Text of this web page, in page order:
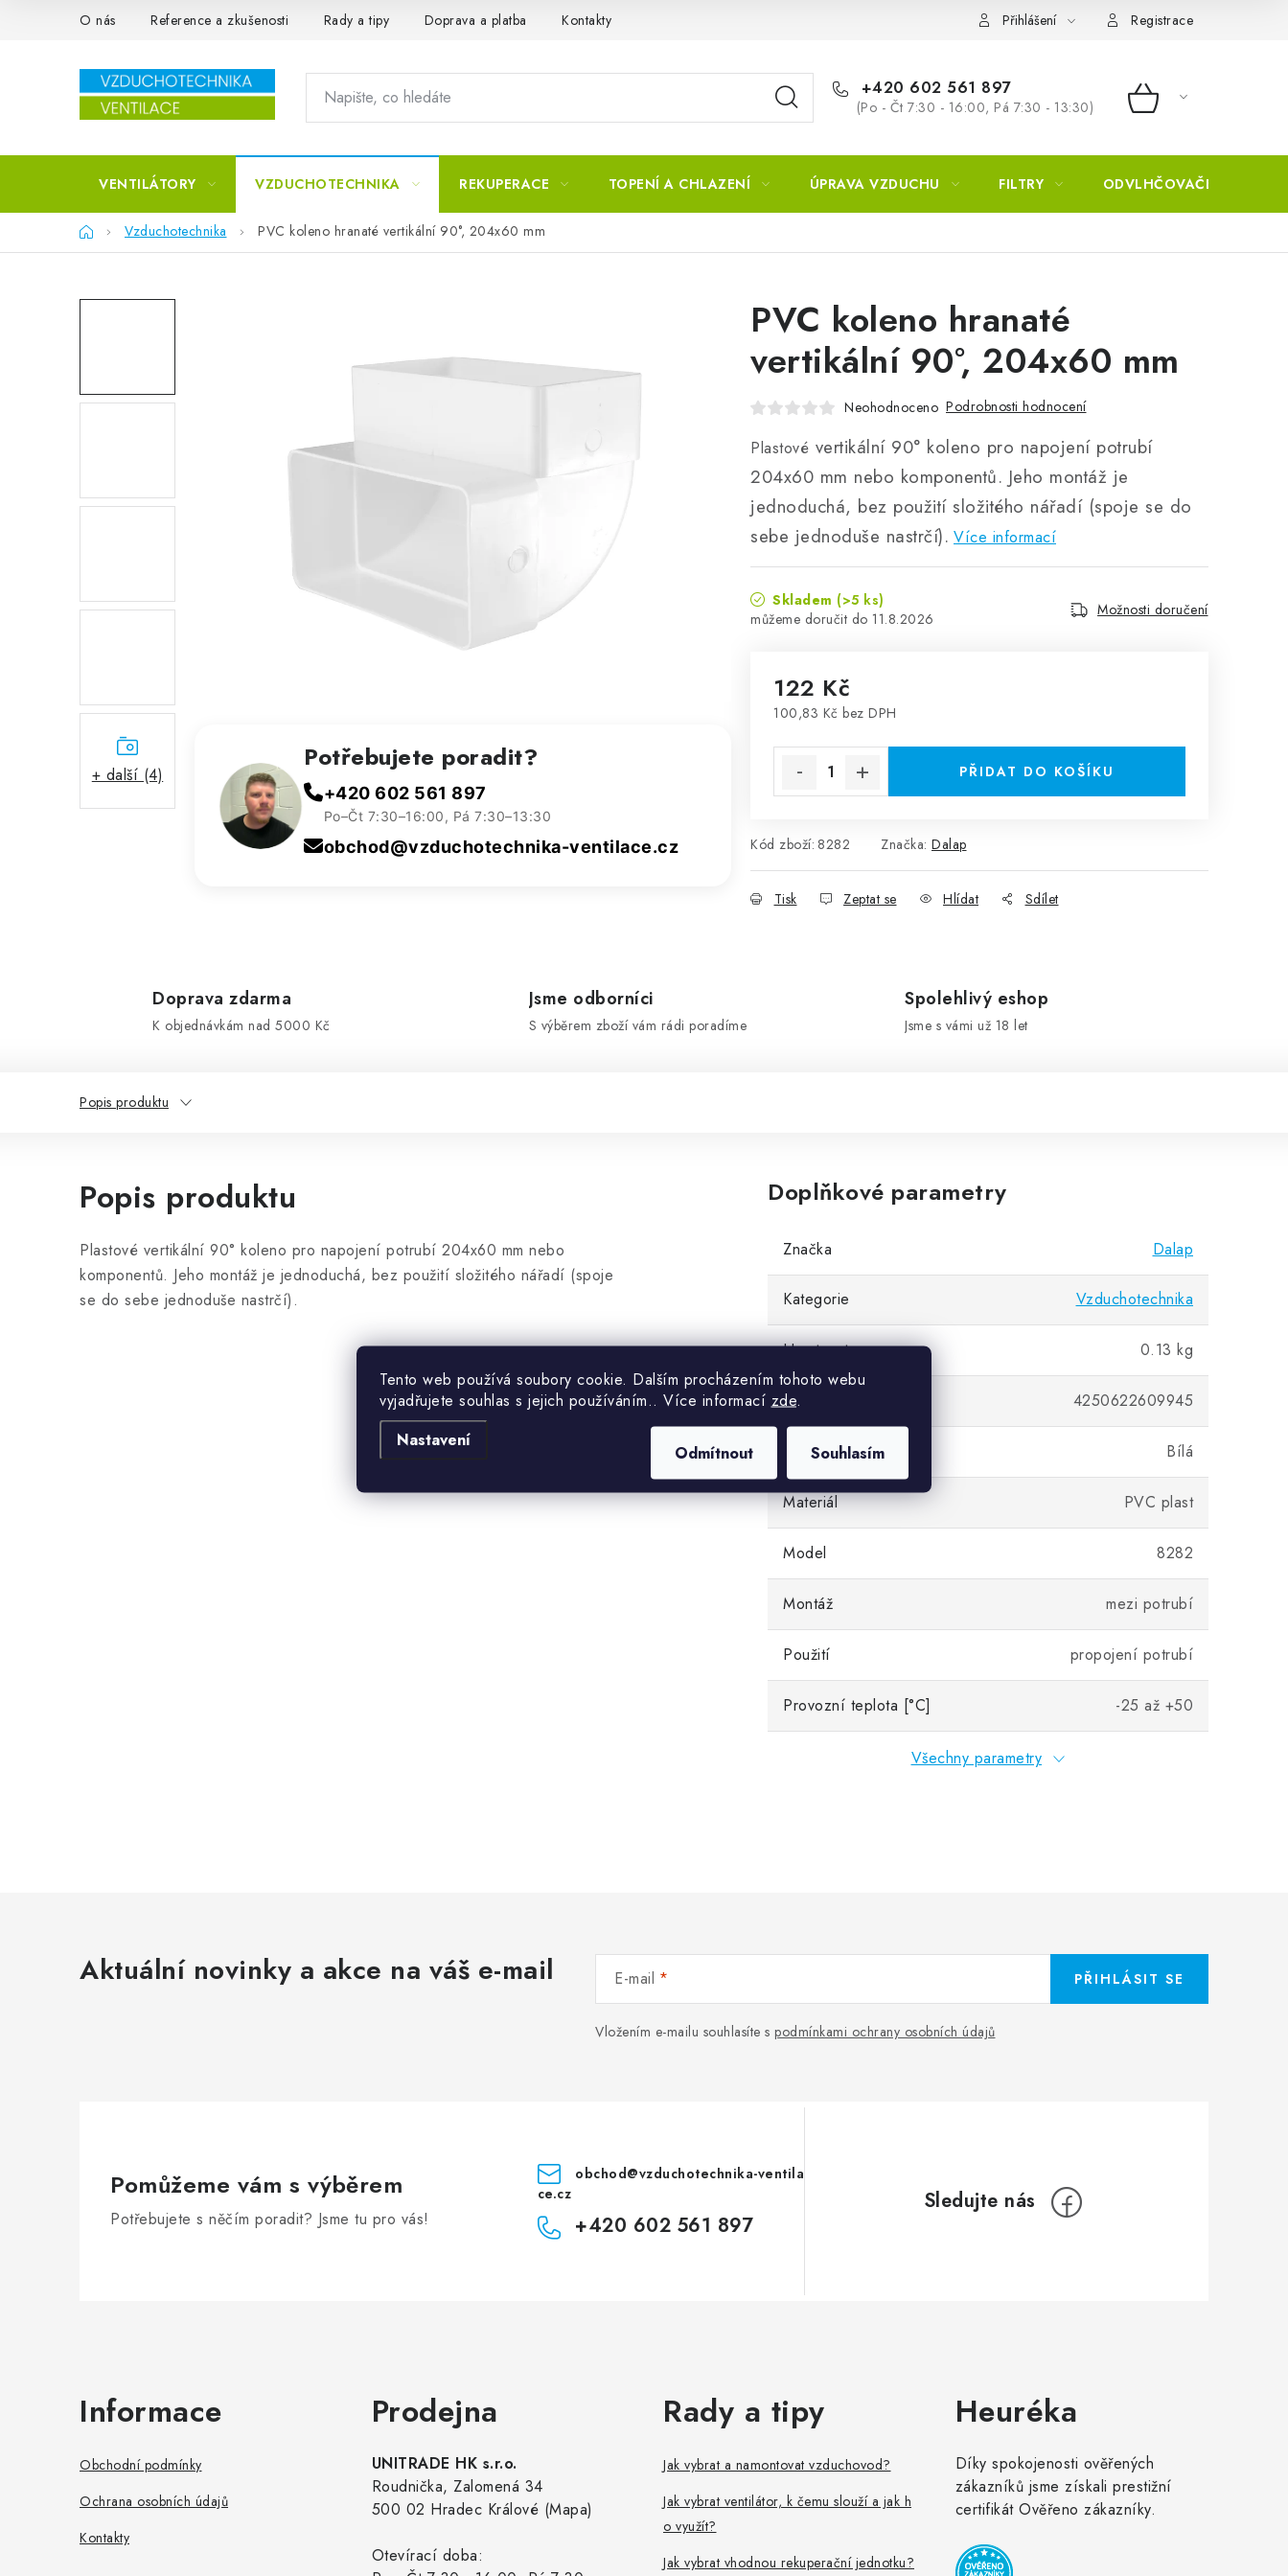
Tento web používá soubory cookie. Dalším procházením tohoto webu
vyjadřujete souhlas s jejich používáním.. Více informací zde.
Nastavení
Odmítnout Souhlasím
Přejít na obsahO nás Reference a zkušenosti Rady a tipy Doprava a platba Kontakty Přihlášení Registrace
+420 602 561 897
(Po - Čt 7:30 - 16:00, Pá 7:30 - 13:30) NÁKUPNÍ
VENTILÁTORY VZDUCHOTECHNIKA REKUPERACE TOPENÍ A CHLAZENÍ ÚPRAVA VZDUCHU FILTRY ODVLHČOVAČE
DomůVzduchotechnika PVC koleno hranaté vertikální 90°, 204x60 mm
+ další (4)
PVC koleno hranaté
vertikální 90°, 204x60 mm
Neohodnoceno Podrobnosti hodnocení
Plastové vertikální 90° koleno pro napojení potrubí
204x60 mm nebo komponentů. Jeho montáž je
jednoduchá, bez použití složitého nářadí (spoje se do
sebe jednoduše nastrčí). Více informací
Skladem (>5 ks)
11.8.2026
Možnosti doručení
122 Kč
100,83 Kč bez DPH
PŘIDAT DO KOŠÍKU
Kód zboží: 8282 Značka: Dalap
Tisk Zeptat se Hlídat Sdílet
Potřebujete poradit?
+420 602 561 897
Po–Čt 7:30–16:00, Pá 7:30–13:30
obchod@vzduchotechnika-ventilace.cz
Doprava zdarma
K objednávkám nad 5000 Kč
Jsme odborníci
S výběrem zboží vám rádi poradíme
Spolehlivý eshop
Jsme s vámi už 18 let
Popis produktu
Popis produktu
Plastové vertikální 90° koleno pro napojení potrubí 204x60 mm nebo
komponentů. Jeho montáž je jednoduchá, bez použití složitého nářadí (spoje
se do sebe jednoduše nastrčí).
Doplňkové parametry
Značka Dalap
Kategorie Vzduchotechnika
Hmotnost 0.13 kg
EAN 4250622609945
Barva Bílá
Materiál PVC plast
Model 8282
Montáž mezi potrubí
Použití propojení potrubí
Provozní teplota [°C] -25 až +50
Všechny parametry
Aktuální novinky a akce na váš e-mail E-mail
Vložením e-mailu souhlasíte s podmínkami ochrany osobních údajů
PŘIHLÁSIT SE
Pomůžeme vám s výběrem
Potřebujete s něčím poradit? Jsme tu pro vás!
obchod@vzduchotechnika-ventila
ce.cz
+420 602 561 897
Informace
Obchodní podmínky
Ochrana osobních údajů
Kontakty
Prodejna
UNITRADE HK s.r.o.
Roudnička, Zalomená 34
500 02 Hradec Králové (Mapa)
Otevírací doba:
Rady a tipy
Jak vybrat a namontovat vzduchovod?
Jak vybrat ventilátor, k čemu slouží a jak h
o využít?
Jak vybrat vhodnou rekuperační jednotku?
Heuréka
Díky spokojenosti ověřených
zákazníků jsme získali prestižní
certifikát Ověřeno zákazníky.